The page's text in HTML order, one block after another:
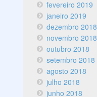
fevereiro 2019
janeiro 2019
dezembro 2018
novembro 2018
outubro 2018
setembro 2018
agosto 2018
julho 2018
junho 2018